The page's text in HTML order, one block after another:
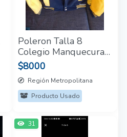
Poleron Talla 8
Colegio Manquecura
(Puente Alto)
$8000
Región Metropolitana
Producto Usado
31